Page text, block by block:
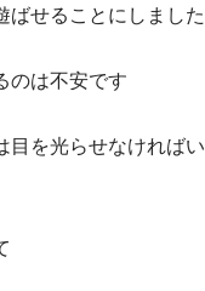
ばせることにしました
のは不安です
目を光らせなければい